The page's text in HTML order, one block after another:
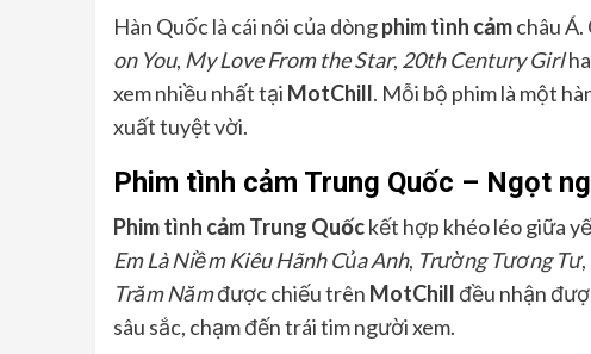
Hàn Quốc là cái nôi của dòngphim tình cảmchâu Á.
on You, My Love From the Star, 20th Century Girl
xem nhiều nhất tại MotChill. Mỗi bộ phim là một
xuất tuyệt vời.
Phim tình cảm Trung Quốc – Ngọt
Phim tình cảm Trung Quốckết hợp khéo léo giữa
Em Là Niềm Kiêu Hãnh Của Anh, Trường Tương Tư,
Trăm Nămđược chiếu trên MotChill đều nhận
sâu sắc, chạm đến trái tim người xem.